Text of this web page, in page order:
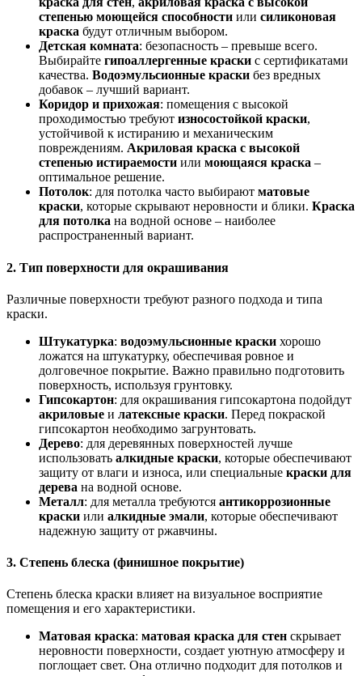
степенью моющейся способности или силиконовая
краска будут отличным выбором.
Детская комната: безопасность – превыше всего.
Выбирайте гипоаллергенные краски с сертификатами
качества. Водоэмульсионные краски без вредных
добавок – лучший вариант.
Коридор и прихожая: помещения с высокой
проходимостью требуют износостойкой краски,
устойчивой к истиранию и механическим
повреждениям. Акриловая краска с высокой
степенью истираемости или моющаяся краска –
оптимальное решение.
Потолок: для потолка часто выбирают матовые
краски, которые скрывают неровности и блики. Краска
для потолка на водной основе – наиболее
распространенный вариант.
2. Тип поверхности для окрашивания
Различные поверхности требуют разного подхода и типа
краски.
Штукатурка: водоэмульсионные краски хорошо
ложатся на штукатурку, обеспечивая ровное и
долговечное покрытие. Важно правильно подготовить
поверхность, используя грунтовку.
Гипсокартон: для окрашивания гипсокартона подойдут
акриловые и латексные краски. Перед покраской
гипсокартон необходимо загрунтовать.
Дерево: для деревянных поверхностей лучше
использовать алкидные краски, которые обеспечивают
защиту от влаги и износа, или специальные краски для
дерева на водной основе.
Металл: для металла требуются антикоррозионные
краски или алкидные эмали, которые обеспечивают
надежную защиту от ржавчины.
3. Степень блеска (финишное покрытие)
Степень блеска краски влияет на визуальное восприятие
помещения и его характеристики.
Матовая краска: матовая краска для стен скрывает
неровности поверхности, создает уютную атмосферу и
поглощает свет. Она отлично подходит для потолков и